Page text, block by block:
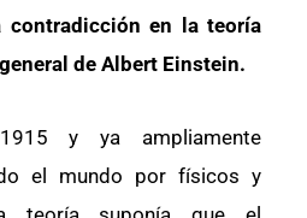
contradicción en la teoría
de Albert Einstein.
y ya ampliamente
el mundo por físicos y